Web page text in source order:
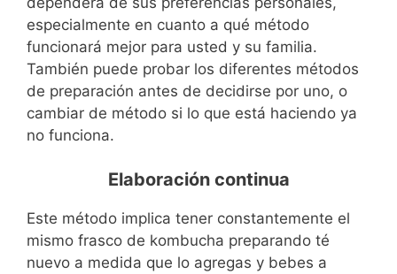
especialmente en cuanto a qué método
funcionará mejor para usted y su familia.
También puede probar los diferentes métodos
de preparación antes de decidirse por uno, o
cambiar de método si lo que está haciendo ya
no funciona.
Elaboración continua
Este método implica tener constantemente el
mismo frasco de kombucha preparando té
nuevo a medida que lo agregas y bebes a